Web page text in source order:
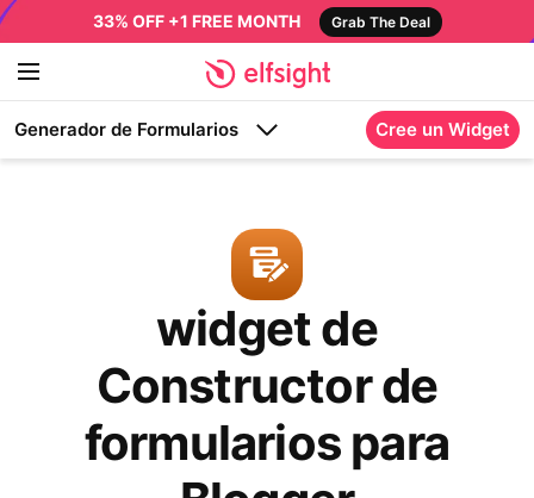
33% OFF +1 FREE MONTH Grab The Deal
Generador de Formularios Cree un Widget
widget de
Constructor de
formularios para